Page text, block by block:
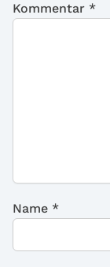
Kommentar *
Name *